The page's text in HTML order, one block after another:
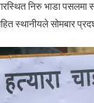
निरु भाडा पसलमा
स्थानीयले सोमबार